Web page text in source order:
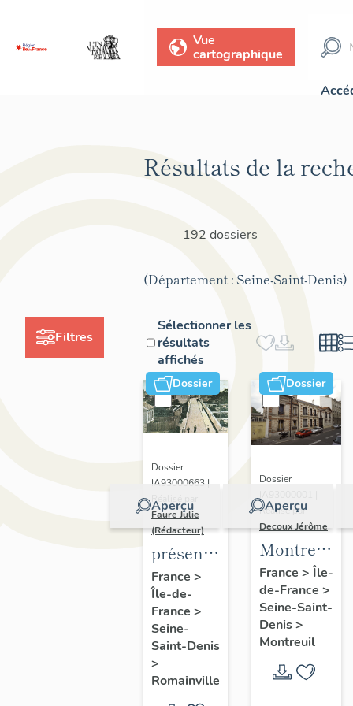
Vue
cartographique
Filtres
Résultats de la
192 dossiers
(Département : Seine-Saint-Denis)
Sélectionner les
résultats
affichés
Dossier
Aperçu
Dossier
IA93000663 |
Réalisé par
Faure Julie
(Rédacteur)
présentation
de
l'inventaire
de la
commune
de
Romainville
France >
Île-de-
France >
Seine-
Saint-Denis
>
Romainville
Dossier
Aperçu
Dossier
Réalisé par
Decoux Jérôme
Montreuil
-
Patrimoine
industriel
-
générale
France > Île-
de-France >
Seine-Saint-
Denis>
Montreuil